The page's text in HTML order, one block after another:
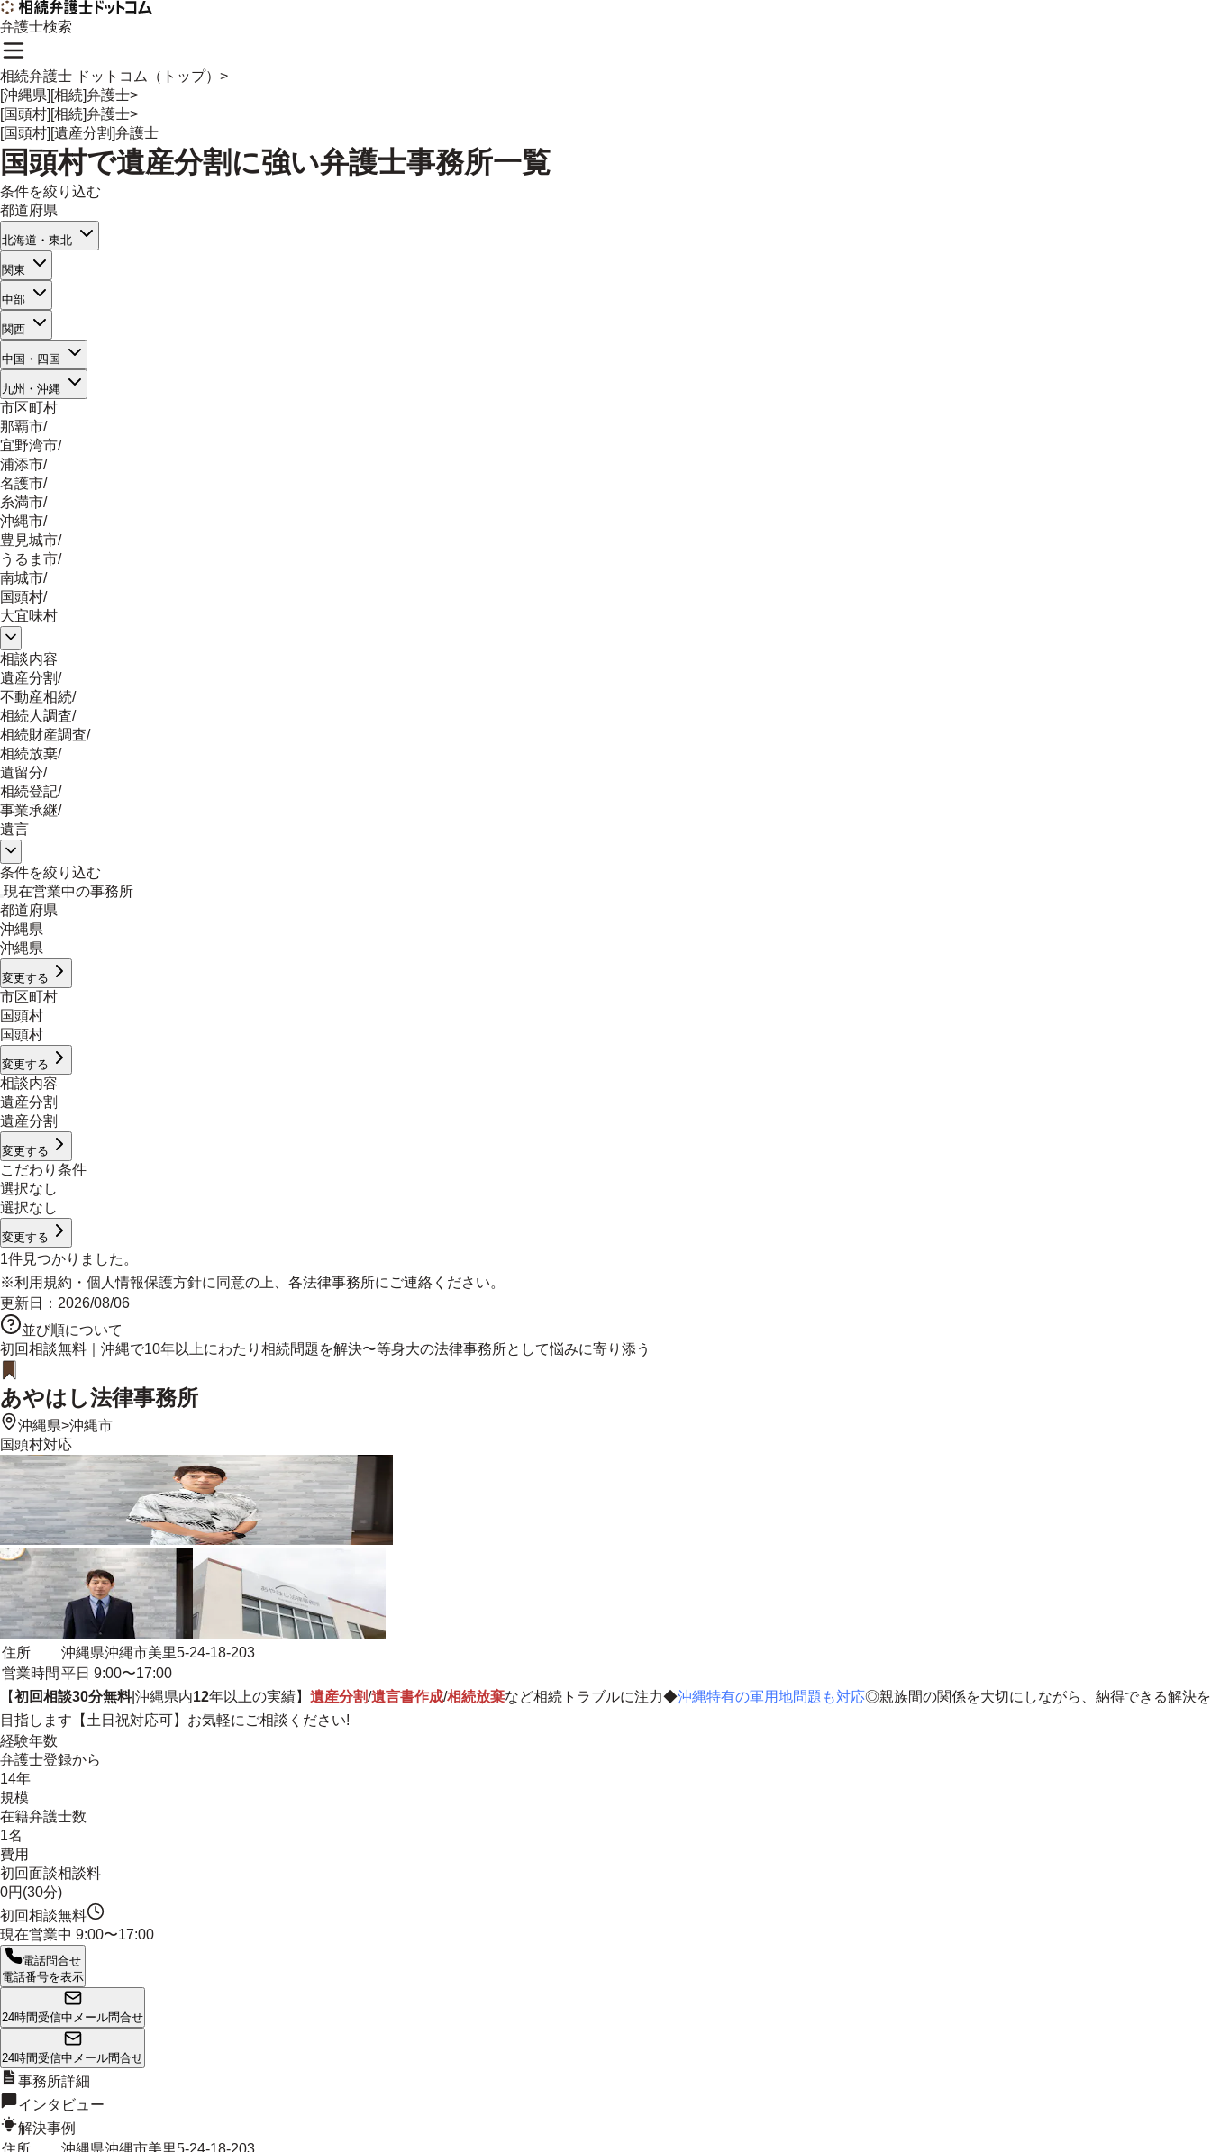
弁護士検索
相続弁護士 ドットコム（トップ） >
[沖縄県][相続]弁護士>
[国頭村][相続]弁護士>
[国頭村][遺産分割]弁護士
国頭村で遺産分割 に強い弁護士事務所一覧
条件を絞り込む
都道府県
北海道・東北
関東
中部
関西
中国・四国
九州・沖縄
市区町村
那覇市/
宜野湾市/
浦添市/
名護市/
糸満市/
沖縄市/
豊見城市/
うるま市/
南城市/
国頭村/
大宜味村
相談内容
遺産分割/
不動産相続/
相続人調査/
相続財産調査/
相続放棄/
遺留分/
相続登記/
事業承継/
遺言
条件を絞り込む
現在営業中の事務所
都道府県
沖縄県
沖縄県
変更する
市区町村
国頭村
国頭村
変更する
相談内容
遺産分割
遺産分割
変更する
こだわり条件
選択なし
選択なし
変更する
1件見つかりました。
※利用規約 ・ 個人情報保護方針に同意の上、各法律事務所にご連絡ください。
更新日： 2026/08/06
並び順について
初回相談無料｜沖縄で10年以上にわたり相続問題を解決〜等身大の法律事務所として悩みに寄り添う
あやはし法律事務所
沖縄県>沖縄市
国頭村対応
住所
沖縄県沖縄市美里5-24-18-203
営業時間 平日 9:00〜17:00
【初回相談30分無料|沖縄県内12年以上の実績】 遺産分割/遺言書作成/相続放棄など相続トラブルに注力◆沖縄特有の軍用地問題も対応◎親族間の関係を大切にしながら、納得できる解決を
目指します 【土日祝対応可】お気軽にご相談ください!
経験年数
弁護士登録から
14年
規模
在籍弁護士数
1名
費用
初回面談相談料
0円(30分)
初回相談無料
現在営業中 9:00〜17:00
電話問合せ
電話番号を表示
24時間受信中 メール問合せ
24時間受信中 メール問合せ
事務所詳細
インタビュー
解決事例
住所
沖縄県沖縄市美里5-24-18-203